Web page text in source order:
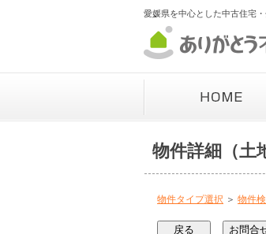
愛媛県を中心とした中古住宅
物件詳細（土
物件タイプ選択 ＞ 物件